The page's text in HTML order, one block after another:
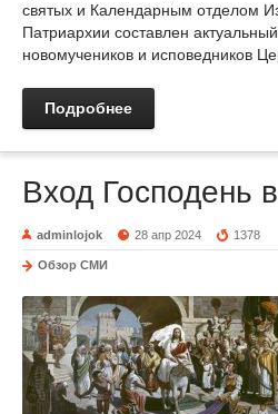
святых и Календарным отделом
Патриархии составлен
новомучеников и исповедников
Подробнее
Вход Господень
adminlojok 28 апр 2024 1378
Обзор СМИ